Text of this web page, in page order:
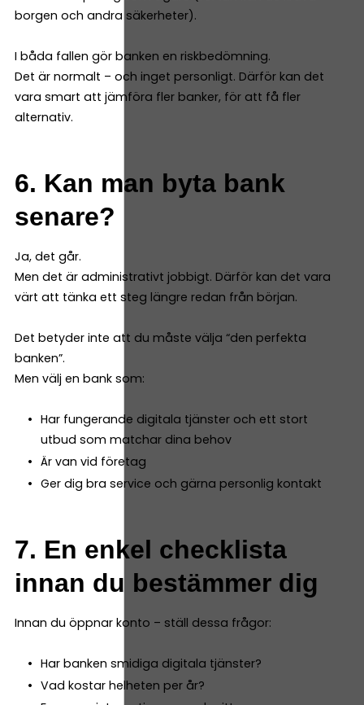
borgen och andra säkerheter).
I båda fallen gör banken en riskbedömning.
Det är normalt – och inget personligt. Därför kan det
vara smart att jämföra fler banker, för att få fler
alternativ.
6. Kan man byta bank
senare?
Ja, det går.
Men det är administrativt jobbigt. Därför kan det vara
värt att tänka ett steg längre redan från början.
Det betyder inte att du måste välja “den perfekta
banken”.
Men välj en bank som:
Har fungerande digitala tjänster och ett stort
utbud som matchar dina behov
Är van vid företag
Ger dig bra service och gärna personlig kontakt
7. En enkel checklista
innan du bestämmer dig
Innan du öppnar konto – ställ dessa frågor:
Har banken smidiga digitala tjänster?
Vad kostar helheten per år?